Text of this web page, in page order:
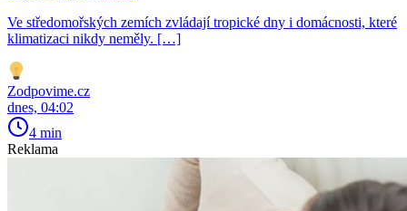
Ve středomořských zemích zvládají tropické dny i domácnosti, které
klimatizaci nikdy neměly. […]
Zodpovime.cz
dnes, 04:02
4 min
Reklama